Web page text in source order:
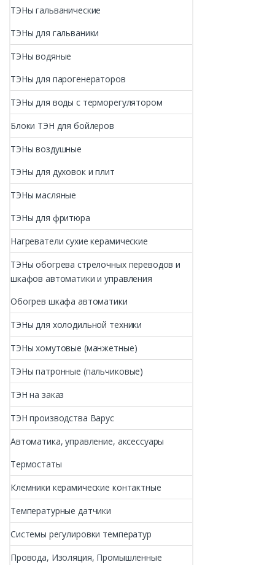
ТЭНы гальванические
ТЭНы для гальваники
ТЭНы водяные
ТЭНы для парогенераторов
ТЭНы для воды с терморегулятором
Блоки ТЭН для бойлеров
ТЭНы воздушные
ТЭНы для духовок и плит
ТЭНы масляные
ТЭНы для фритюра
Нагреватели сухие керамические
ТЭНы обогрева стрелочных переводов и
шкафов автоматики и управления
Обогрев шкафа автоматики
ТЭНы для холодильной техники
ТЭНы хомутовые (манжетные)
ТЭНы патронные (пальчиковые)
ТЭН на заказ
ТЭН производства Варус
Автоматика, управление, аксессуары
Термостаты
Клемники керамические контактные
Температурные датчики
Системы регулировки температур
Провода, Изоляция, Промышленные